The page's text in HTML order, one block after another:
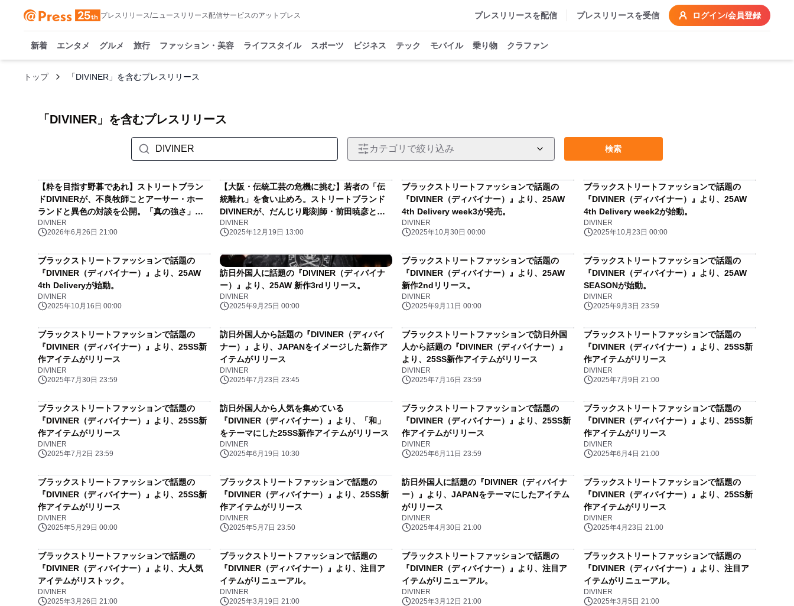
プレスリリース/ニュースリリース配信サービスのアットプレス プレスリリースを配信 プレスリリースを受信 ログイン/会員登録
新着 エンタメ グルメ 旅行 ファッション・美容 ライフスタイル スポーツ ビジネス テック モバイル 乗り物 クラファン
トップ 「DIVINER」を含むプレスリリース
「DIVINER」を含むプレスリリース
カテゴリで絞り込み 検索
【粋を目指す野暮であれ】ストリートブラン
ドDIVINERが、不良牧師ことアーサー・ホー
ランドと異色の対談を公開。「真の強さ」を
再定義する。
DIVINER
2026年6月26日 21:00
【大阪・伝統工芸の危機に挑む】若者の「伝
統離れ」を食い止めろ。ストリートブランド
DIVINERが、だんじり彫刻師・前田暁彦と異
色の対談を公開。「職人＝カッコいい」を再
定義する。
DIVINER
2025年12月19日 13:00
ブラックストリートファッションで話題の
『DIVINER（ディバイナー）』より、25AW
4th Delivery week3が発売。
DIVINER
2025年10月30日 00:00
ブラックストリートファッションで話題の
『DIVINER（ディバイナー）』より、25AW
4th Delivery week2が始動。
DIVINER
2025年10月23日 00:00
ブラックストリートファッションで話題の
『DIVINER（ディバイナー）』より、25AW
4th Deliveryが始動。
DIVINER
2025年10月16日 00:00
訪日外国人に話題の『DIVINER（ディバイナ
ー）』より、25AW 新作3rdリリース。
DIVINER
2025年9月25日 00:00
ブラックストリートファッションで話題の
『DIVINER（ディバイナー）』より、25AW
新作2ndリリース。
DIVINER
2025年9月11日 00:00
ブラックストリートファッションで話題の
『DIVINER（ディバイナー）』より、25AW
SEASONが始動。
DIVINER
2025年9月3日 23:59
ブラックストリートファッションで話題の
『DIVINER（ディバイナー）』より、25SS新
作アイテムがリリース
DIVINER
2025年7月30日 23:59
訪日外国人から話題の『DIVINER（ディバイ
ナー）』より、JAPANをイメージした新作ア
イテムがリリース
DIVINER
2025年7月23日 23:45
ブラックストリートファッションで訪日外国
人から話題の『DIVINER（ディバイナー）』
より、25SS新作アイテムがリリース
DIVINER
2025年7月16日 23:59
ブラックストリートファッションで話題の
『DIVINER（ディバイナー）』より、25SS新
作アイテムがリリース
DIVINER
2025年7月9日 21:00
ブラックストリートファッションで話題の
『DIVINER（ディバイナー）』より、25SS新
作アイテムがリリース
DIVINER
2025年7月2日 23:59
訪日外国人から人気を集めている
『DIVINER（ディバイナー）』より、「和」
をテーマにした25SS新作アイテムがリリース
DIVINER
2025年6月19日 10:30
ブラックストリートファッションで話題の
『DIVINER（ディバイナー）』より、25SS新
作アイテムがリリース
DIVINER
2025年6月11日 23:59
ブラックストリートファッションで話題の
『DIVINER（ディバイナー）』より、25SS新
作アイテムがリリース
DIVINER
2025年6月4日 21:00
ブラックストリートファッションで話題の
『DIVINER（ディバイナー）』より、25SS新
作アイテムがリリース
DIVINER
2025年5月29日 00:00
ブラックストリートファッションで話題の
『DIVINER（ディバイナー）』より、25SS新
作アイテムがリリース
DIVINER
2025年5月7日 23:50
訪日外国人に話題の『DIVINER（ディバイナ
ー）』より、JAPANをテーマにしたアイテム
がリリース
DIVINER
2025年4月30日 21:00
ブラックストリートファッションで話題の
『DIVINER（ディバイナー）』より、25SS新
作アイテムがリリース
DIVINER
2025年4月23日 21:00
ブラックストリートファッションで話題の
『DIVINER（ディバイナー）』より、大人気
アイテムがリストック。
DIVINER
2025年3月26日 21:00
ブラックストリートファッションで話題の
『DIVINER（ディバイナー）』より、注目ア
イテムがリニューアル。
DIVINER
2025年3月19日 21:00
ブラックストリートファッションで話題の
『DIVINER（ディバイナー）』より、注目ア
イテムがリニューアル。
DIVINER
2025年3月12日 21:00
ブラックストリートファッションで話題の
『DIVINER（ディバイナー）』より、注目ア
イテムがリニューアル。
DIVINER
2025年3月5日 21:00